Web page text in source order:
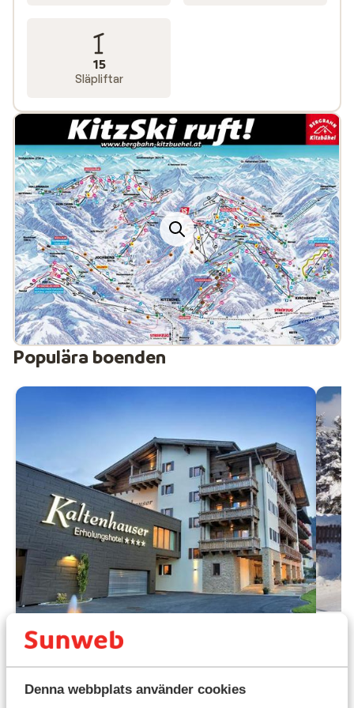
Denna webbplats använder cookies
15
Släpliftar
Populära boenden
8.8 Fantastisk
Dorfhotel Kaltenhauser